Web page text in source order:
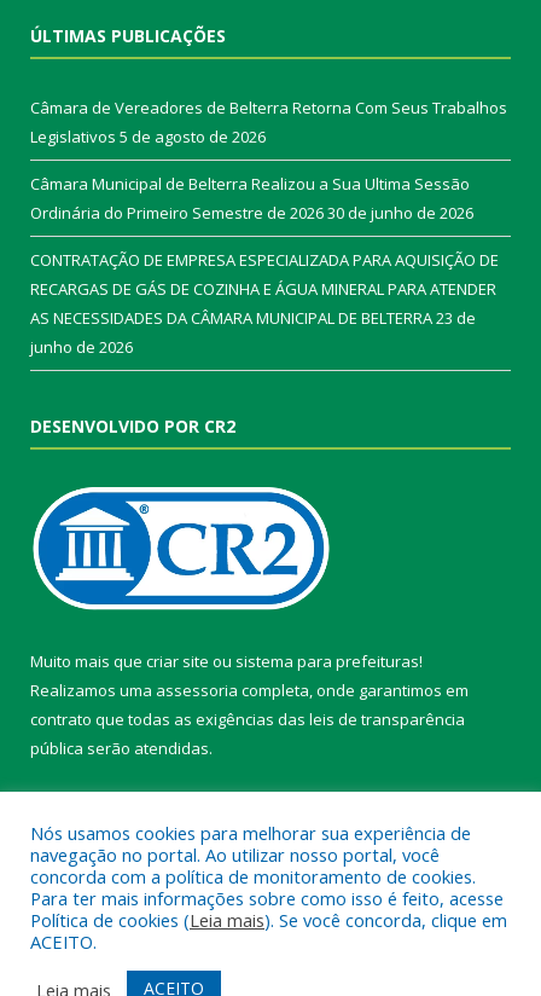
ÚLTIMAS PUBLICAÇÕES
Câmara de Vereadores de Belterra Retorna Com Seus Trabalhos
Legislativos 5 de agosto de 2026
Câmara Municipal de Belterra Realizou a Sua Ultima Sessão
Ordinária do Primeiro Semestre de 202630 de junho de 2026
CONTRATAÇÃO DE EMPRESA ESPECIALIZADA PARA AQUISIÇÃO DE
RECARGAS DE GÁS DE COZINHA E ÁGUA MINERAL PARA ATENDER
AS NECESSIDADES DA CÂMARA MUNICIPAL DE BELTERRA23 de
junho de 2026
DESENVOLVIDO POR CR2
Muito mais que criar site ou sistema para prefeituras!
Realizamos uma assessoria completa, onde garantimos em
contrato que todas as exigências das leis de transparência
pública serão atendidas.
Todos os direitos reservados a Câmara Municipal de Belterra.
Mapa do Site Acessar Área Administrativa
Nós usamos cookies para melhorar sua experiência de
navegação no portal. Ao utilizar nosso portal, você
concorda com a política de monitoramento de cookies.
Para ter mais informações sobre como isso é feito, acesse
Política de cookies (Leia mais). Se você concorda, clique em
ACEITO.
Leia mais
ACEITO